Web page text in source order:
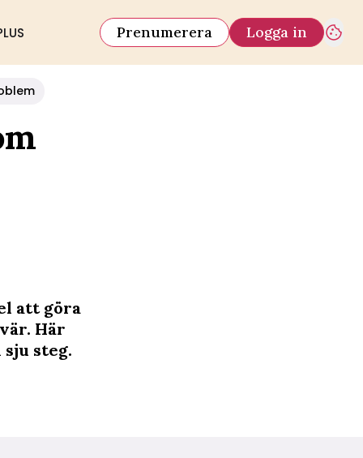
Prenumerera Logga in
att göra
Här
steg.